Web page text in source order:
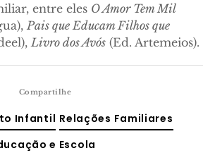
entre eles O Amor Tem Mil
Pais que Educam Filhos que
Livro dos Avós (Ed. Artemeios).
Compartilhe
Infantil Relações Familiares
e Escola